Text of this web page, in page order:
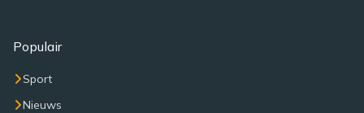
Populair
Sport
Nieuws